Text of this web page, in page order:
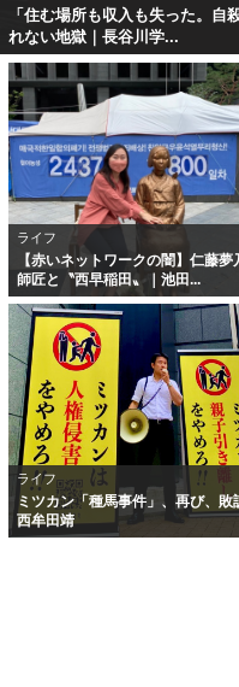
「住む場所も収入も失った。
れない地獄｜長谷川学...
ライフ
【赤いネットワークの闇】仁藤夢
師匠と〝西早稲田〟｜池田...
ライフ
ミツカン「種馬事件」、再び、敗
西牟田靖